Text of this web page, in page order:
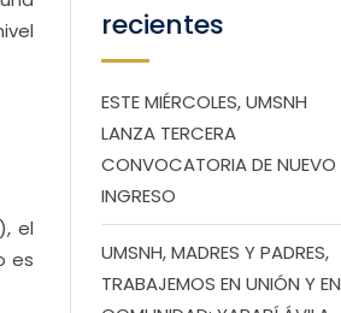
el
es
recientes
ESTE MIÉRCOLES, UMSNH
LANZA TERCERA
CONVOCATORIA DE NUEVO
INGRESO
UMSNH, MADRES Y PADRES,
TRABAJEMOS EN UNIÓN Y EN